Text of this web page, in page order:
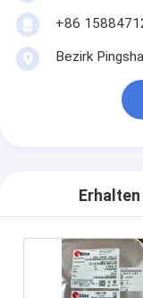
+86
Bezirk